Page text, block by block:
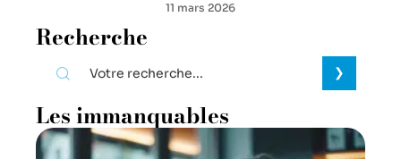
11 mars 2026
Recherche
Les immanquables